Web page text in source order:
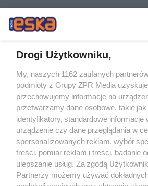
Żaden utwór zamieszczony w serwisie nie może
rozpowszechniany lub dalej rozpowszechniany
tym także elektroniczny lub mechaniczny) na
eksploatacji w jakiejkolwiek formie, włącznie z
Internecie bez pisemnej zgody właściciela praw.
wykorzystanie utworów w całości lub w części z
tzn. bez właściwej zgody, jest zabronione pod
ścigane prawnie.
Drogi Użytkowniku,
My, naszych 1162 zaufanych
podmioty z Grupy ZPR Media
przechowujemy informacje na
przetwarzamy dane osobowe, takie
identyfikatory, standardowe informacje
urządzenie czy dane przeglądania w
spersonalizowanych reklam, wybór
treści, pomiar reklam i treści, badanie
ulepszanie usług. Za zgodą
Partnerzy możemy używać